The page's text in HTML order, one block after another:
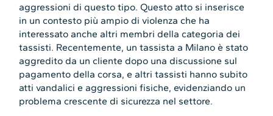
aggressioni di questo tipo. Questo atto si inserisce
in un contesto più ampio di violenza che ha
interessato anche altri membri della categoria dei
tassisti. Recentemente, un tassista a Milano è stato
aggredito da un cliente dopo una discussione sul
pagamento della corsa, e altri tassisti hanno subito
atti vandalici e aggressioni fisiche, evidenziando un
problema crescente di sicurezza nel settore.